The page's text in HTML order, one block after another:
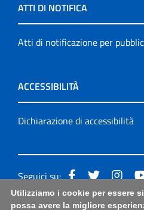
ATTI DI NOTIFICA
Atti di notificazione per
ACCESSIBILITÀ
Dichiarazione di accessibilità
Seguici su:
Accessibilità: form di
Utilizziamo i cookie per essere
possa avere la migliore